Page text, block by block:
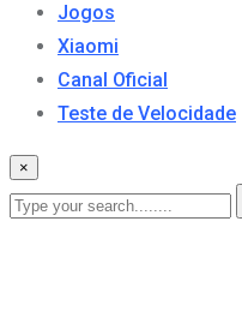
Jogos
Xiaomi
Canal Oficial
Teste de Velocidade
×